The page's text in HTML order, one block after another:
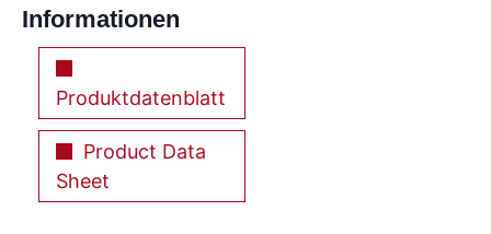
Informationen
Produktdatenblatt
Product Data
Sheet